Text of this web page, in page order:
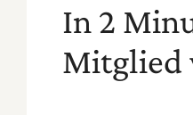
In 2
Mitglied